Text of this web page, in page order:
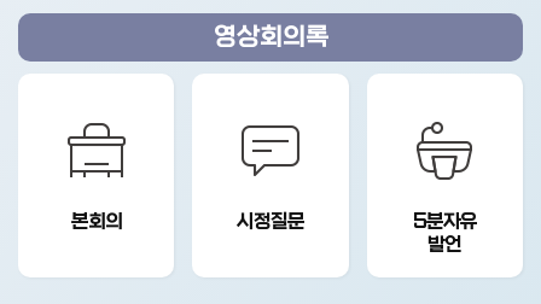
영상회의록
본회의 시정질문
5분자유
발언